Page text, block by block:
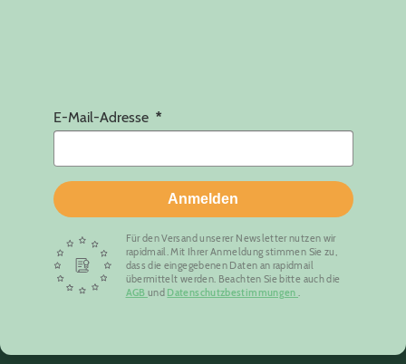
E-Mail-Adresse
Anmelden
Für den Versand unserer Newsletter nutzen wir
rapidmail. Mit Ihrer Anmeldung stimmen Sie zu,
dass die eingegebenen Daten an rapidmail
übermittelt werden. Beachten Sie bitte auch die
AGB und Datenschutzbestimmungen.